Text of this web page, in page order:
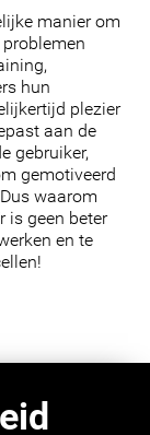
manier om
hun
plezier
aan de
gebruiker,
gemotiveerd
waarom
is geen beter
en te